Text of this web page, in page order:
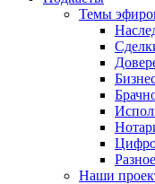
Темы
Разное
Наши